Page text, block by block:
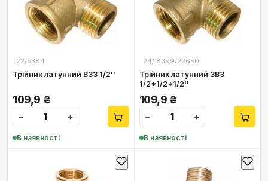
22/5384
Трійник латунний ВЗЗ 1/2''
109,9 ₴
−
+
В наявності
24/ 8399/22650
Трійник латунний ЗВЗ
1/2*1/2*1/2''
109,9 ₴
−
+
В наявності